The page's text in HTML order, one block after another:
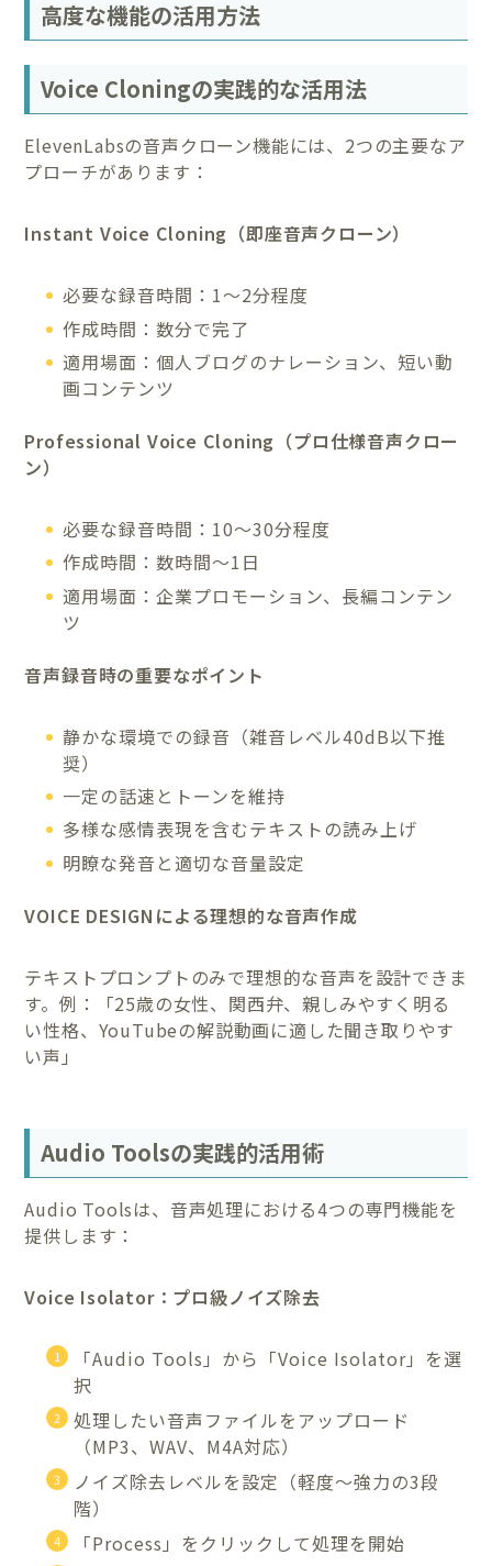
高度な機能の活用方法
Voice Cloningの実践的な活用法
ElevenLabsの音声クローン機能には、2つの主要なア
プローチがあります：
Instant Voice Cloning（即座音声クローン）
必要な録音時間：1〜2分程度
作成時間：数分で完了
適用場面：個人ブログのナレーション、短い動
画コンテンツ
Professional Voice Cloning（プロ仕様音声クロー
ン）
必要な録音時間：10〜30分程度
作成時間：数時間〜1日
適用場面：企業プロモーション、長編コンテン
ツ
音声録音時の重要なポイント
静かな環境での録音（雑音レベル40dB以下推
奨）
一定の話速とトーンを維持
多様な感情表現を含むテキストの読み上げ
明瞭な発音と適切な音量設定
VOICE DESIGNによる理想的な音声作成
テキストプロンプトのみで理想的な音声を設計できま
す。例：「25歳の女性、関西弁、親しみやすく明る
い性格、YouTubeの解説動画に適した聞き取りやす
い声」
Audio Toolsの実践的活用術
Audio Toolsは、音声処理における4つの専門機能を
提供します：
Voice Isolator：プロ級ノイズ除去
「Audio Tools」から「Voice Isolator」を選
択
処理したい音声ファイルをアップロード
（MP3、WAV、M4A対応）
ノイズ除去レベルを設定（軽度〜強力の3段
階）
「Process」をクリックして処理を開始